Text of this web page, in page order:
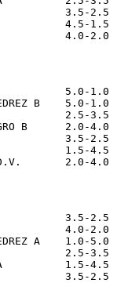
A             3.5-2.5
4.5-1.5
5.0-1.0
B    5.0-1.0
2.5-3.5
B      2.0-4.0
3.5-2.5
A              1.5-4.5
3.5-2.5
4.0-2.0
A    1.0-5.0
2.5-3.5
1.5-4.5
A             3.5-2.5